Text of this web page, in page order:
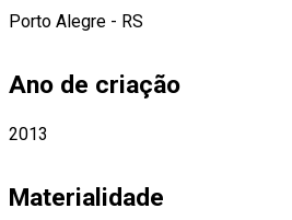
Porto Alegre - RS
Ano de criação
2013
Materialidade